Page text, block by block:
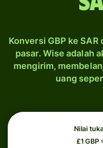
Konversi GBP ke
pasar. Wise adalah
mengirim,
uang
Nilai
£1 GBP